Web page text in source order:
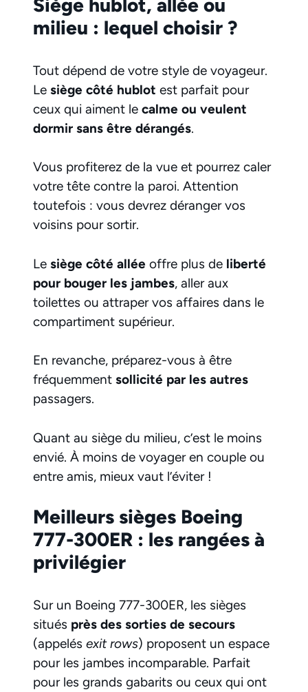
milieu : lequel choisir ?
Tout dépend de votre style de voyageur.
Le siège côté hublot est parfait pour
ceux qui aiment le calme ou veulent
dormir sans être dérangés.
Vous profiterez de la vue et pourrez caler
votre tête contre la paroi. Attention
toutefois : vous devrez déranger vos
voisins pour sortir.
Le siège côté allée offre plus de liberté
pour bouger les jambes, aller aux
toilettes ou attraper vos affaires dans le
compartiment supérieur.
En revanche, préparez-vous à être
fréquemment sollicité par les autres
passagers.
Quant au siège du milieu, c’est le moins
envié. À moins de voyager en couple ou
entre amis, mieux vaut l’éviter !
Meilleurs sièges Boeing
777-300ER : les rangées à
privilégier
Sur un Boeing 777-300ER, les sièges
situés près des sorties de secours
(appelés exit rows) proposent un espace
pour les jambes incomparable. Parfait
pour les grands gabarits ou ceux qui ont